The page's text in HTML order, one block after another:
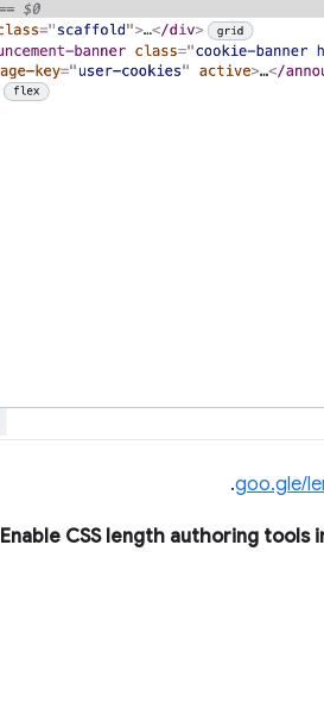
goo.gle/
.
Enable CSS length authoring tools